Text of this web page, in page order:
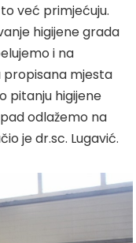
već primjećuju.
higijene grada
i na
propisana mjesta
pitanju higijene
odlažemo na
je dr.sc. Lugavić.